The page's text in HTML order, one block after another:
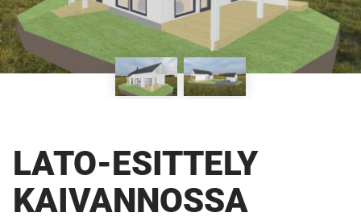
LATO-ESITTELY
KAIVANNOSSA